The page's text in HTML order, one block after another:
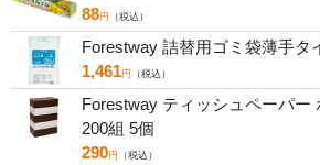
88円 （税込）
Forestway 詰替用ゴミ袋薄手タ
1,461円 （税込）
Forestway ティッシュペーパー
200組 5個
290円 （税込）